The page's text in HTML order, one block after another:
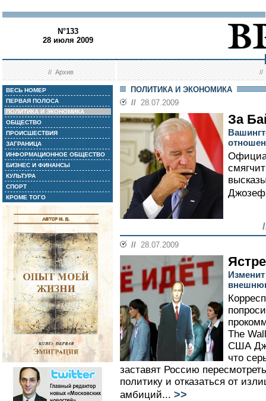
N°133
28 июля 2009
//Архив //
ВЕСЬ НОМЕР
ПЕРВАЯ ПОЛОСА
ПОЛИТИКА И ЭКОНОМИКА
ОБЩЕСТВО
ПРОИСШЕСТВИЯ
ЗАГРАНИЦА
ИНФОРМАЦИОННОЕ ОБЩЕСТВО
БИЗНЕС И ФИНАНСЫ
КУЛЬТУРА
СПОРТ
КРОМЕ ТОГО
ПОЛИТИКА И ЭКОНОМИКА
// 28.07.2009
За
// 28.07.2009
The
США
что
заставят Россию
политику и отказаться от
амбиций... >>